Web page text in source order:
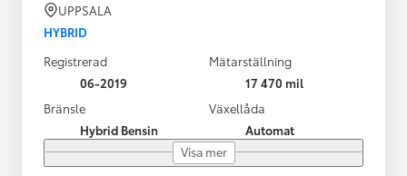
UPPSALA
HYBRID
Registrerad
06-2019
Mätarställning
17 470 mil
Bränsle
Hybrid Bensin
Växellåda
Automat
Visa mer